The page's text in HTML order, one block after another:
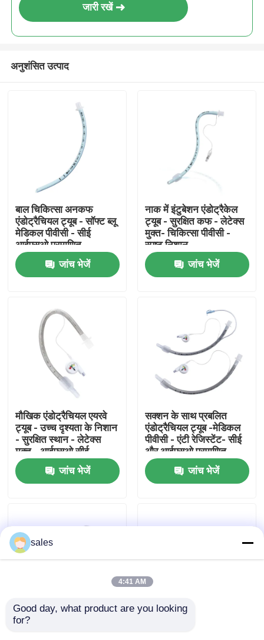
उत्पाद
वीआर दिखाएँ
हमारे बारे में
फैक्टरी यात्रा
गुणवत्ता नियंत्रण
एक बोली का अनुरोध
जारी रखें
अनुशंसित उत्पाद
बाल चिकित्सा अनकफ
एंडोट्रैचियल ट्यूब - सॉफ्ट ब्लू
मेडिकल पीवीसी - सीई
आईएसओ प्रमाणित
जांच भेजें
नाक में इंटुबेशन एंडोट्रैकेल
ट्यूब - सुरक्षित कफ - लेटेक्स
मुक्त- चिकित्सा पीवीसी -
स्पष्ट निशान
जांच भेजें
मौखिक एंडोट्रैचियल एयरवे
ट्यूब - उच्च दृश्यता के निशान
- सुरक्षित स्थान - लेटेक्स
मुक्त - आईएसओ सीई
प्रमाणन
जांच भेजें
सक्शन के साथ प्रबलित
एंडोट्रैचियल ट्यूब -मेडिकल
पीवीसी - एंटी रेजिस्टेंट- सीई
और आईएसओ प्रमाणित
जांच भेजें
डिस्पोजेबल प्रबलित
sales
4:41 AM
Good day, what product are you looking
for?